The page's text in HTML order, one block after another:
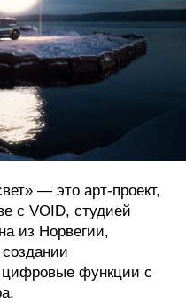
— это арт-проект,
с VOID, студией
из Норвегии,
функции с